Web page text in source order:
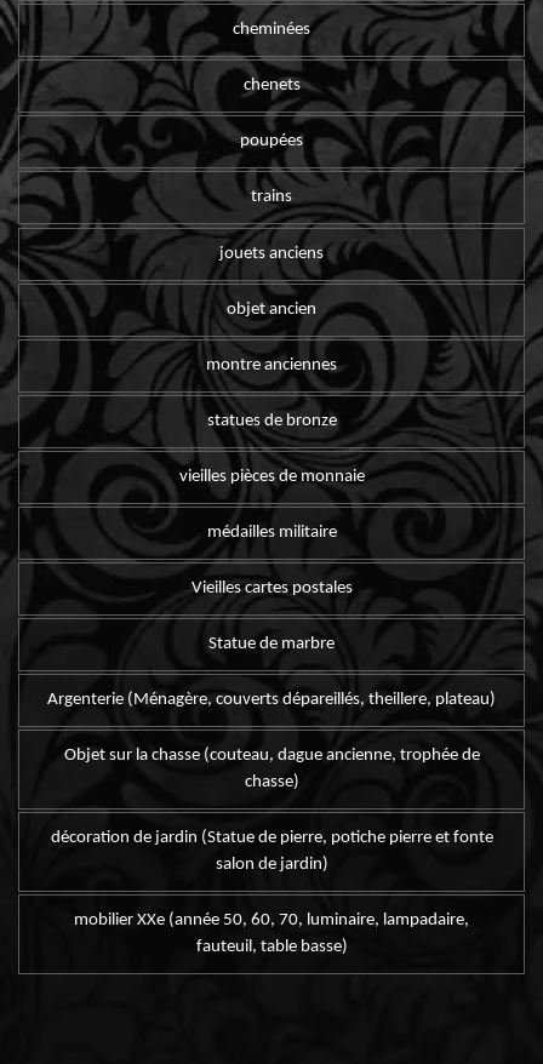
cheminées
chenets
poupées
trains
jouets anciens
objet ancien
montre anciennes
statues de bronze
vieilles pièces de monnaie
médailles militaire
Vieilles cartes postales
Statue de marbre
Argenterie (Ménagère, couverts dépareillés, theillere, plateau)
Objet sur la chasse (couteau, dague ancienne, trophée de
chasse)
décoration de jardin (Statue de pierre, potiche pierre et fonte
salon de jardin)
mobilier XXe (année 50, 60, 70, luminaire, lampadaire,
fauteuil, table basse)